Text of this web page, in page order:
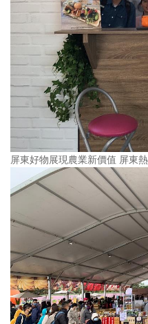
屏東好物展現農業新價值 屏東